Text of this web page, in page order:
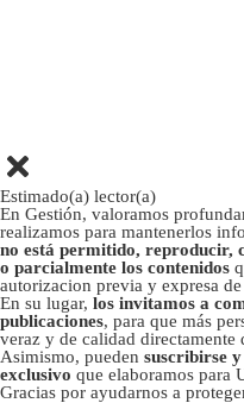
Estimado(a) lector(a)
En Gestión, valoramos
realizamos para mantenerlos
no está permitido,
o parcialmente los contenidos
autorizacion previa y expresa
En su lugar, los invitamos a
publicaciones, para que más
veraz y de calidad directamente
Asimismo, pueden suscribirse
exclusivo que elaboramos para
Gracias por ayudarnos a